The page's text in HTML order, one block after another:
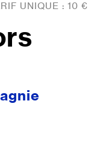
UNIQUE : 10 €